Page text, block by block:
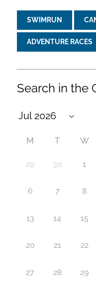
SWIMRUN
ADVENTURE RACES
Search in the
M T W
29 30 1
6 7 8
13 14 15
20 21 22
27 28 29